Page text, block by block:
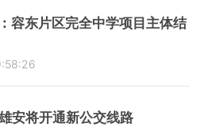
容东片区完全中学项目主体结
安将开通新公交线路